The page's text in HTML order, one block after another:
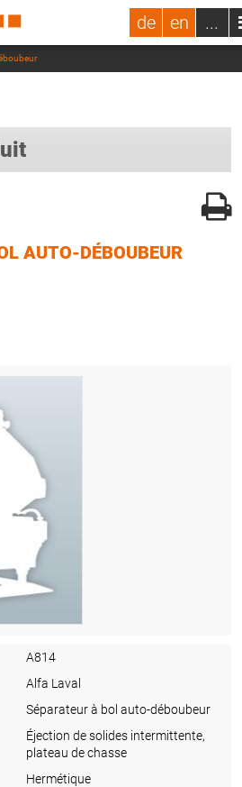
de en ...
AUTO-DÉBOUBEUR
A814
Alfa Laval
Séparateur à bol auto-déboubeur
Éjection de solides intermittente,
plateau de chasse
Hermétique